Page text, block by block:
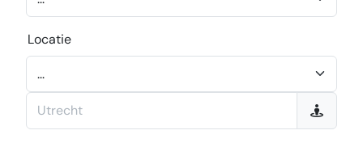
Locatie